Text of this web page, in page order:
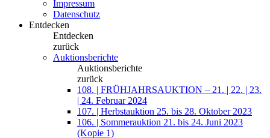
Impressum
Datenschutz
Entdecken
Entdecken
zurück
Auktionsberichte
Auktionsberichte
zurück
108. | FRÜHJAHRSAUKTION – 21. | 22. | 23.
| 24. Februar 2024
107. | Herbstauktion 25. bis 28. Oktober 2023
106. | Sommerauktion 21. bis 24. Juni 2023
(Kopie 1)